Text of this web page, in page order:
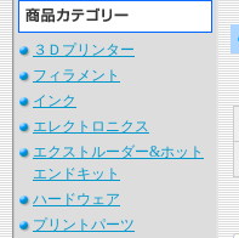
３Ｄプリンター
フィラメント
インク
エレクトロニクス
エクストルーダー&ホット
エンドキット
ハードウェア
プリントパーツ